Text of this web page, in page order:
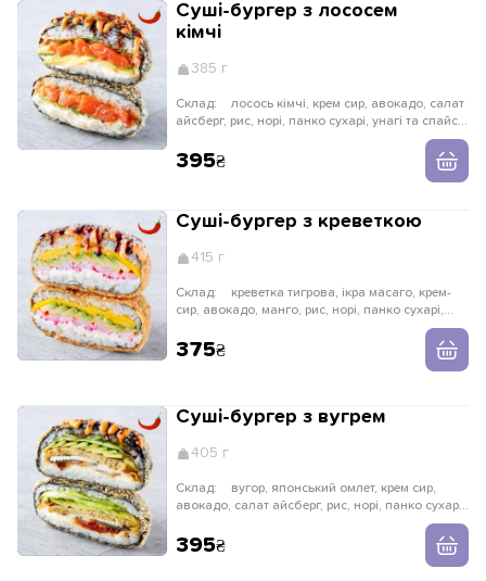
Суші-бургер з лососем
кімчі
385 г
Склад:
айсберг, рис, норі, панко сухарі, унагі та спайсі
395
Суші-бургер з креветкою
415 г
Склад:
сир, авокадо, манго, рис, норі, панко сухарі,
375
Суші-бургер з вугрем
405 г
Склад:
авокадо, салат айсберг, рис, норі, панко сухарі,
395